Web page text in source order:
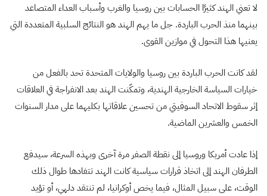
لا تعني الهند كثيرًا الحسابات بين روسيا والغرب وأسباب العداء المتصاعد
بينهما منذ الحرب الباردة. جل ما يهم الهند هو النتائج السلبية المتعددة التي
يعنيها هذا التحول في موازين القوى.
لقد كانت الحرب الباردة بين روسيا والولايات المتحدة تحد بالفعل من
خيارات السياسة الخارجية الهندية، وتمكّنت الهند بعد الانفراجة في العلاقات
إثر سقوط الاتحاد السوفيتي من تحسين علاقاتها بكليهما على مدار السنوات
الخمس والعشرين الماضية.
إذا عادت أمريكا وروسيا إلى نقطة الصفر مرة آخرى وبهذه السرعة، سيدفع
الطرفان الهند إلى اتخاذ قرارات سياسية كانت الهند تتفادها طوال ذلك
الوقت، على سبيل المثال، فيما يخص أوكرانيا، لم تنتقد دلهي، أو تؤيد